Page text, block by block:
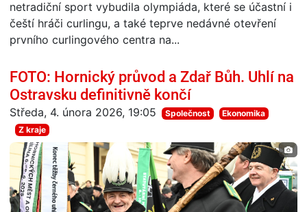
netradiční sport vybudila olympiáda, které se účastní i
čeští hráči curlingu, a také teprve nedávné otevření
prvního curlingového centra na...
FOTO: Hornický průvod a Zdař Bůh. Uhlí na
Ostravsku definitivně končí
Středa, 4. února 2026, 19:05 Společnost
Ekonomika
Z kraje